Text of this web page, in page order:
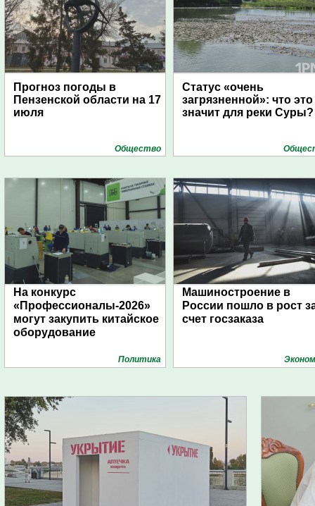
Прогноз погоды в
Пензенской области на 17
июля
Общество
Статус «очень
загрязненной»: что это
значит для реки Суры?
На конкурс
«Профессионалы-2026»
могут закупить китайское
оборудование
Политика
Машиностроение в
России пошло в рост
счет госзаказа